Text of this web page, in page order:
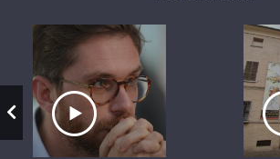
Ascolta il servizio